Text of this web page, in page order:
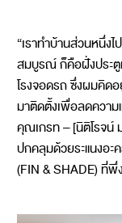
“เราทำบ้านส่วนหนึ่ง
สมบูรณ์ ก็คือฝั่งประตู
โรงจอดรถ ซึ่งผมคิด
มาติดตั้งเพื่อลดความ
คุณเกรท – [นิติโรจน์
ปกคลุมด้วยระแนงอะ
(FIN & SHADE) ที่พึ่